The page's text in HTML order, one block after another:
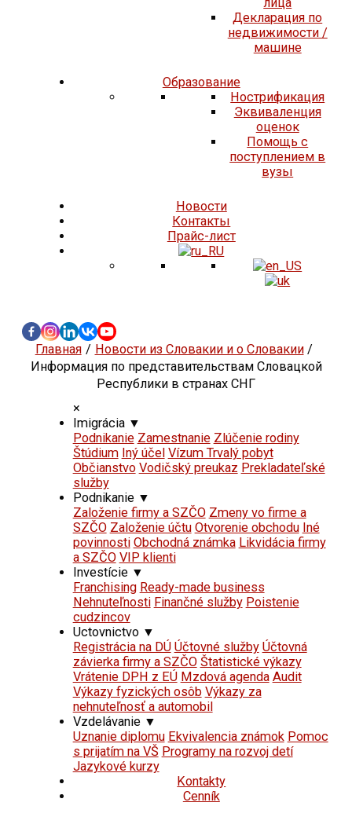
лица
Декларация по
недвижимости /
машине
Образование
Нострификация
Эквиваленция
оценок
Помощь с
поступлением в
вузы
Новости
Контакты
Прайс-лист
Главная
Новости из Словакии и о Словакии
Информация по представительствам Словацкой
Республики в странах СНГ
×
Imigrácia ▼
Podnikanie Zamestnanie Zlúčenie rodiny
Štúdium Iný účel Vízum Trvalý pobyt
Občianstvo Vodičský preukaz Prekladateľské
služby
Podnikanie ▼
Založenie firmy a SZČO Zmeny vo firme a
SZČO Založenie účtu Otvorenie obchodu Iné
povinnosti Obchodná známka Likvidácia firmy
a SZČO VIP klienti
Investície ▼
Franchising Ready-made business
Nehnuteľnosti Finančné služby Poistenie
cudzincov
Uctovnictvo ▼
Registrácia na DÚ Účtovné služby Účtovná
závierka firmy a SZČO Štatistické výkazy
Vrátenie DPH z EÚ Mzdová agenda Audit
Výkazy fyzických osôb Výkazy za
nehnuteľnosť a automobil
Vzdelávanie ▼
Uznanie diplomu Ekvivalencia známok Pomoc
s prijatím na VŠ Programy na rozvoj detí
Jazykové kurzy
Kontakty
Cenník